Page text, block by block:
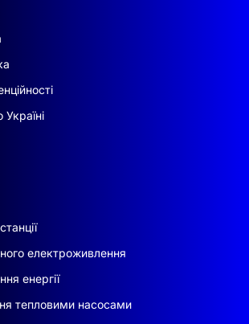
електроживлення
енергії
тепловими насосами